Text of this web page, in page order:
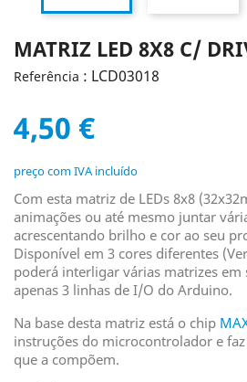
MATRIZ LED 8X8 C/
Referência : LCD03018
4,50 €
preço com IVA incluído
Com esta matriz de LEDs 8x8
animações ou até mesmo juntar
acrescentando brilho e cor ao seu
Disponível em 3 cores diferentes
poderá interligar várias matrizes em
apenas 3 linhas de I/O do Arduino.
Na base desta matriz está o chip
instruções do microcontrolador e
que a compõem.